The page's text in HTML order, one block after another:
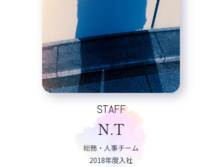
STAFF
N.T
総務・人事チーム
2018年度入社